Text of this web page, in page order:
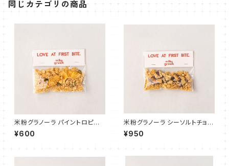
同じカテゴリの商品
米粉グラノーラ パイントロピカ
ル 40g
¥600
米粉グラノーラ シーソルトチョコ
レート 40g
¥950